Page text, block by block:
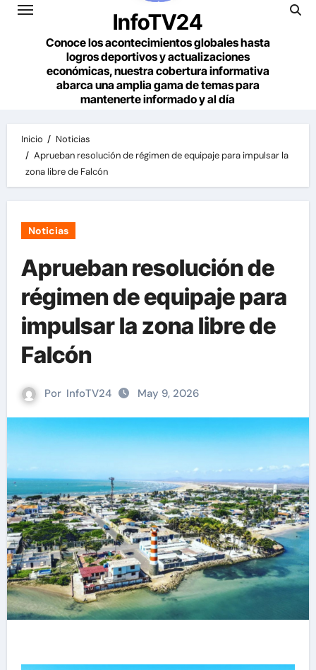
InfoTV24
Conoce los acontecimientos globales hasta
logros deportivos y actualizaciones
económicas, nuestra cobertura informativa
abarca una amplia gama de temas para
mantenerte informado y al día
Inicio
Noticias
Aprueban resolución de régimen de equipaje para impulsar la
zona libre de Falcón
Noticias
Aprueban resolución de
régimen de equipaje para
impulsar la zona libre de
Falcón
Por InfoTV24 May 9, 2026